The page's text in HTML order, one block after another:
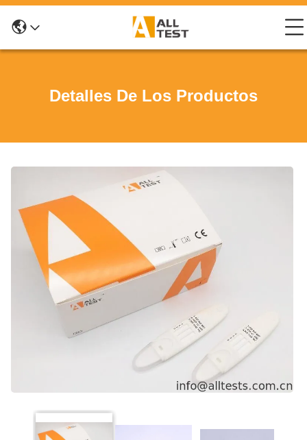
Detalles De Los Productos